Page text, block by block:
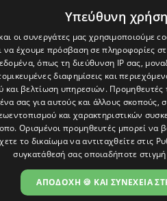
[Κύπρος] και του
δέντρο, δεν χάνουμε το δάσος.
Υπεύθυνη
οι συνεργάτες μας χρησιμοποιούμε
να έχουμε πρόσβαση σε πληροφορίες
όπως τη διεύθυνση IP σας,
διαφημίσεις και
και βελτίωση υπηρεσιών. Προμηθευτές
σας για αυτούς και άλλους
και χαρακτηριστικών
Ορισμένοι προμηθευτές μπορεί να
το δικαίωμα να αντιταχθείτε στις
συγκατάθεσή σας οποιαδήποτε στιγμή
ΑΠΟΔΟΧΗ 🍪 ΚΑΙ ΣΥΝΕΧΕΙΑ